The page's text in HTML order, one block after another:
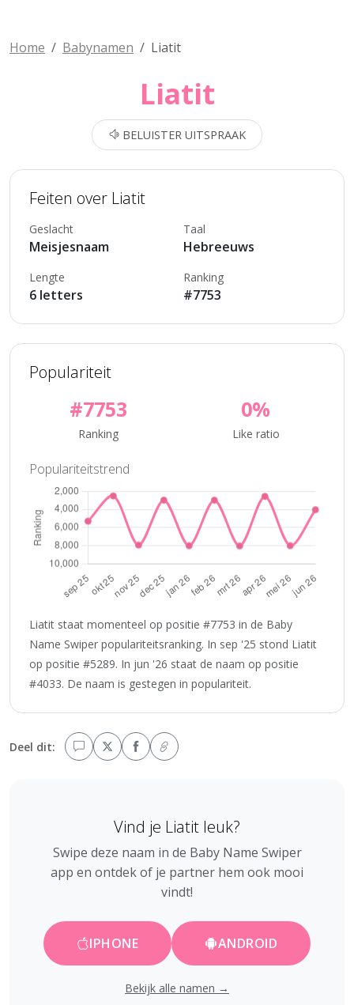
Home Babynamen Liatit
Liatit
BELUISTER UITSPRAAK
Feiten over Liatit
Geslacht
Meisjesnaam
Taal
Hebreeuws
Lengte
6 letters
Ranking
#7753
Populariteit
#7753
Ranking
0%
Like ratio
Populariteitstrend
Liatit staat momenteel op positie #7753 in de Baby
Name Swiper populariteitsranking. In sep '25 stond Liatit
op positie #5289. In jun '26 staat de naam op positie
#4033. De naam is gestegen in populariteit.
Deel dit:
Vind je Liatit leuk?
Swipe deze naam in de Baby Name Swiper
app en ontdek of je partner hem ook mooi
vindt!
IPHONE ANDROID
Bekijk alle namen →